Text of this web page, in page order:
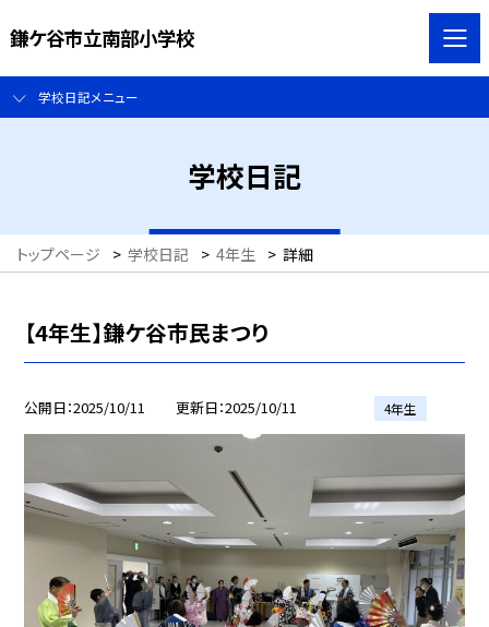
鎌ケ谷市立南部小学校
学校日記メニュー
学校日記
トップページ > 学校日記 > 4年生 > 詳細
【4年生】鎌ケ谷市民まつり
公開日 2025/10/11 更新日 2025/10/11 4年生